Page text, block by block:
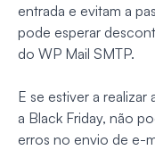
entrada e evitam a
pode esperar
do WP Mail SMTP.
E se estiver a
a Black Friday, não
erros no envio de e-